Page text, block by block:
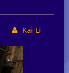
Kai-Li